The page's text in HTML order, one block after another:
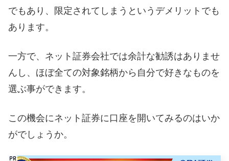
でもあり、限定されてしまうというデメリットでも
あります。
一方で、ネット証券会社では余計な勧誘はありませ
んし、ほぼ全ての対象銘柄から自分で好きなものを
選ぶ事ができます。
この機会にネット証券に口座を開いてみるのはいか
がでしょうか。